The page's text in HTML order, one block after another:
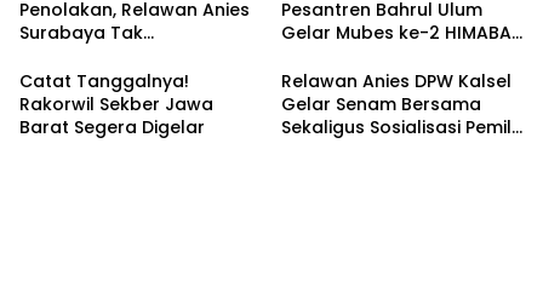
Penolakan, Relawan Anies
Surabaya Tak
Pesantren Bahrul Ulum
Gelar Mubes ke-2 HIMABAS
Semarang
Catat Tanggalnya!
Rakorwil Sekber Jawa
Barat Segera Digelar
Relawan Anies DPW Kalsel
Gelar Senam Bersama
Sekaligus Sosialisasi Pemilu